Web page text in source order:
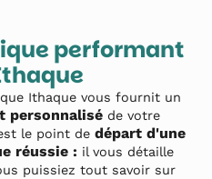
performant
Ithaque vous fournit un
personnalisé de votre
le point de départ d'une
réussie : il vous détaille
puissiez tout savoir sur